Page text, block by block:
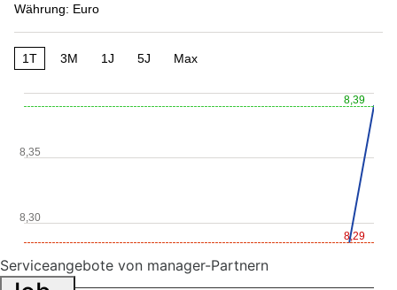
Währung: Euro
1T 3M 1J 5J Max
8,39
8,29
8,25
8,30
8,35
Serviceangebote von manager-Partnern